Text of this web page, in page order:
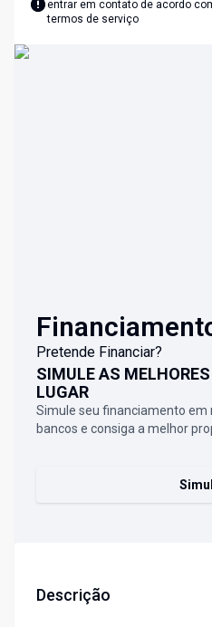
entrar em contato de acordo
termos de serviço
Pretende Financiar?
SIMULE AS
LUGAR
Simule seu financiamento em
bancos e consiga a melhor
Descrição